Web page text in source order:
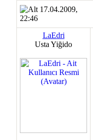
17.04.2009,
22:46
LaEdri
Usta Yiğido